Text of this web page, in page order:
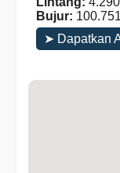
Bujur:
➤ Dapatkan